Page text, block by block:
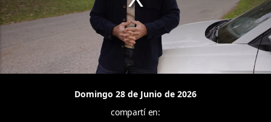
Domingo 28 de Junio de 2026
compartí en: